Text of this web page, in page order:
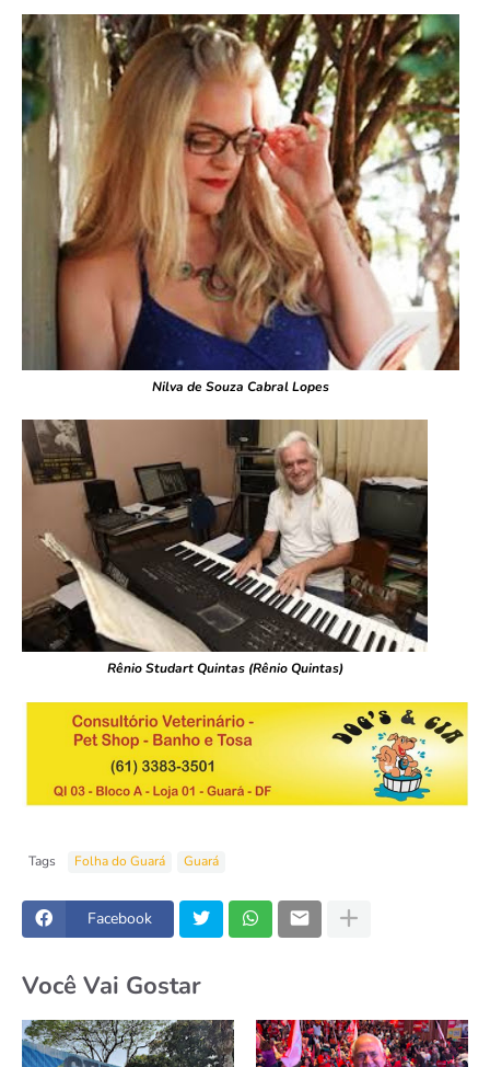
Nilva de Souza Cabral Lopes
Rênio Studart Quintas (Rênio Quintas)
Tags Folha do Guará Guará
Facebook
Você Vai Gostar